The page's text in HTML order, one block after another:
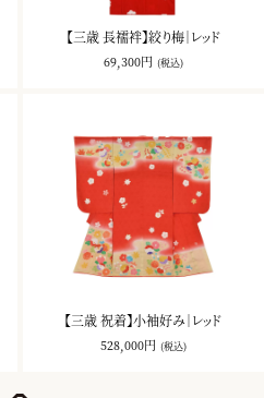
【三歳 長襦袢】絞り梅｜レッド
69,300円 (税込)
【三歳 祝着】小袖好み｜レッド
528,000円 (税込)